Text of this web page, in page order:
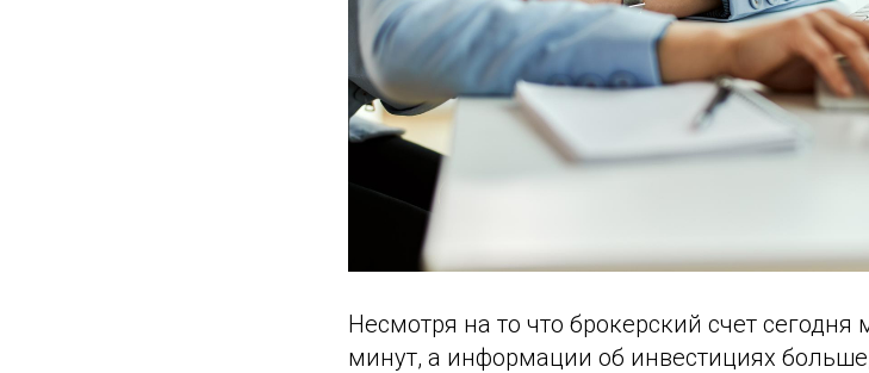
Несмотря на то что брокерский счет
минут, а информации об инвестициях